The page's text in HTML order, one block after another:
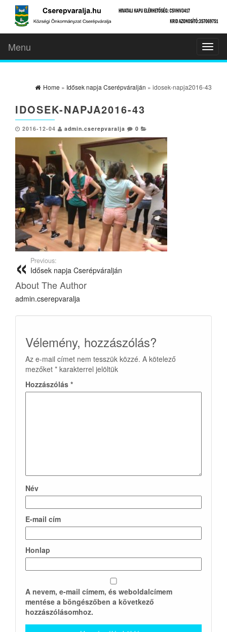
Menu
Home » Idősek napja Cserépváralján » idosek-napja2016-43
IDOSEK-NAPJA2016-43
2016-12-04 admin.cserepvaralja 0
Previous:
Idősek napja Cserépváralján
About The Author
admin.cserepvaralja
Vélemény, hozzászólás?
Az e-mail címet nem tesszük közzé. A kötelező
mezőket * karakterrel jelöltük
Hozzászólás *
Név
E-mail cím
Honlap
A nevem, e-mail címem, és weboldalcímem
mentése a böngészőben a következő
hozzászólásomhoz.